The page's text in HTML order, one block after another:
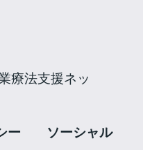
療法支援ネッ
ー ソーシャル